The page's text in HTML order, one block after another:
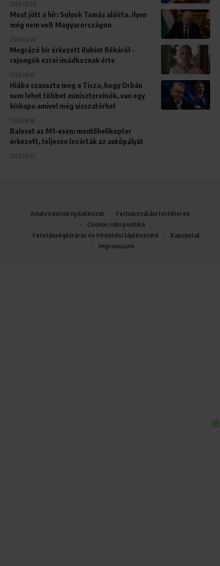
2026.06.20.
Most jött a hír: Sulyok Tamás aláírta, ilyen
még nem volt Magyarországon
2026.06.20.
Megrázó hír érkezett Rubint Rékáról –
rajongók ezrei imádkoznak érte
2026.06.19.
Hiába szavazta meg a Tisza, hogy Orbán
nem lehet többet miniszterelnök, van egy
kiskapu amivel még visszatérhet
2026.06.18.
Baleset az M1-esen: mentőhelikopter
érkezett, teljesen lezárták az autópályát
2026.06.17.
Adatvédelmi nyilatkozat
Felhasználási feltételek
Cookie/süti politika
Felelősségkizárás és hirdetési tájékoztató
Kapcsolat
Impresszum